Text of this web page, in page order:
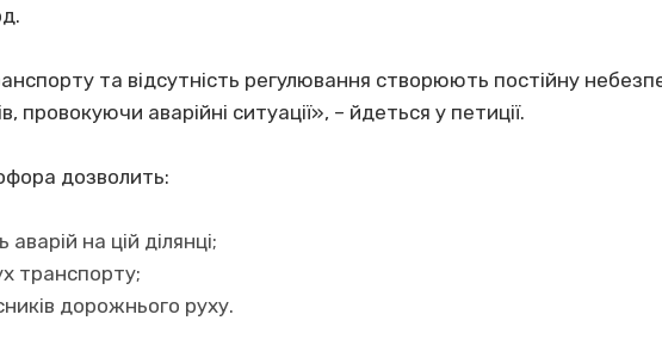
та відсутність регулювання створюють постійну
провокуючи аварійні ситуації», – йдеться у петиції.
дозволить:
аварій на цій ділянці;
транспорту;
дорожнього руху.